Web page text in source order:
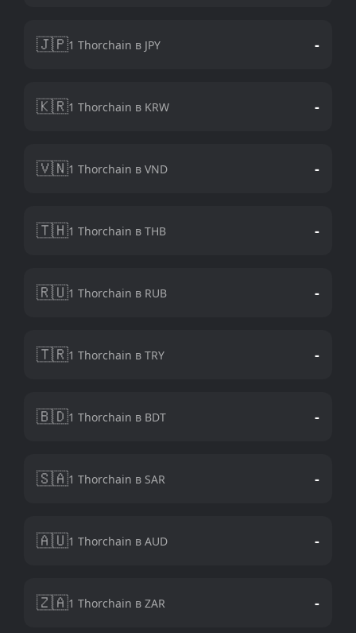
🇯🇵1 Thorchain в JPY -
🇰🇷1 Thorchain в KRW -
🇻🇳1 Thorchain в VND -
🇹🇭1 Thorchain в THB -
🇷🇺1 Thorchain в RUB -
🇹🇷1 Thorchain в TRY -
🇧🇩1 Thorchain в BDT -
🇸🇦1 Thorchain в SAR -
🇦🇺1 Thorchain в AUD -
🇿🇦1 Thorchain в ZAR -